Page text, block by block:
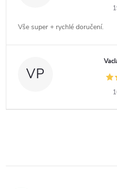
Vše super + rychlé doručení.
VP